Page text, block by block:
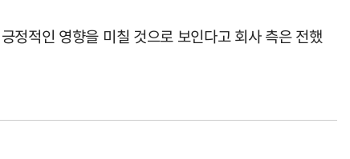
정적인 영향을 미칠 것으로 보인다고 회사 측은 전했